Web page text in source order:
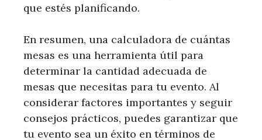
que estés planificando.
En resumen, una calculadora de cuántas
mesas es una herramienta útil para
determinar la cantidad adecuada de
mesas que necesitas para tu evento. Al
considerar factores importantes y seguir
consejos prácticos, puedes garantizar que
tu evento sea un éxito en términos de